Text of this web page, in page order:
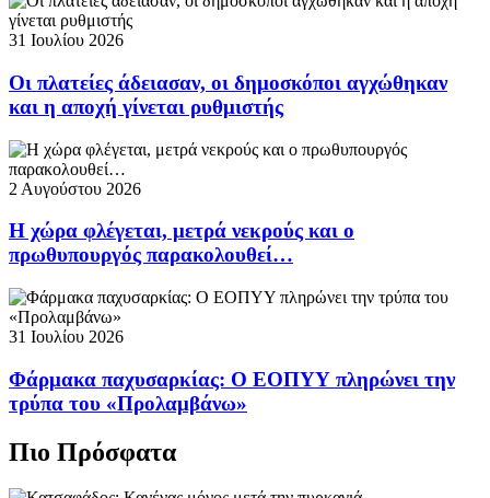
31 Ιουλίου 2026
Οι πλατείες άδειασαν, οι δημοσκόποι αγχώθηκαν
και η αποχή γίνεται ρυθμιστής
2 Αυγούστου 2026
Η χώρα φλέγεται, μετρά νεκρούς και ο
πρωθυπουργός παρακολουθεί…
31 Ιουλίου 2026
Φάρμακα παχυσαρκίας: Ο ΕΟΠΥΥ πληρώνει την
τρύπα του «Προλαμβάνω»
Πιο Πρόσφατα